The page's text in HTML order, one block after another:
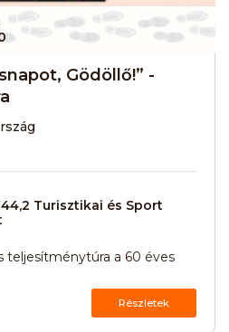
Gödöllő!” -
Turisztikai és Sport
teljesítménytúra a 60 éves
Részletek